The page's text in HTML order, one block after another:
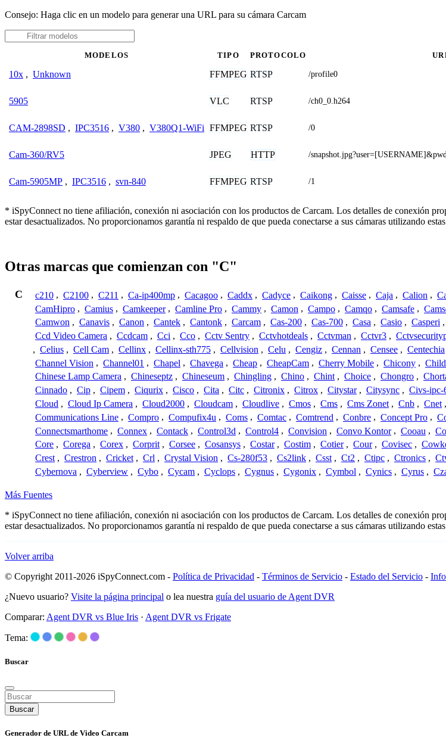
Consejo: Haga clic en un modelo para generar una URL para su cámara Carcam
MODELOS TIPO PROTOCOLO
10x , Unknown FFMPEG RTSP /profile0
5905 VLC RTSP /ch0_0.h264
CAM-2898SD , IPC3516 , V380 , V380Q1-WiFi FFMPEG RTSP /0
Cam-360/RV5 JPEG HTTP /
Cam-5905MP , IPC3516 , svn-840 FFMPEG RTSP /1
* iSpyConnect no tiene afiliación, conexión ni asociación con los productos de Carcam. Los detalles de conexión
estar desactualizados. No proporcionamos garantía ni respaldo de que pueda conectarse a sus cámaras utilizando
Otras marcas que comienzan con "C"
C c210 , C2100 , C211 , Ca-ip400mp , Cacagoo , Caddx , Cadyce , Caikong , Caisse , Caja , Calion ,
CamHipro , Camius , Camkeeper , Camline Pro , Cammy , Camon , Campo , Camqo , Camsafe ,
Camwon , Canavis , Canon , Cantek , Cantonk , Carcam , Cas-200 , Cas-700 , Casa , Casio , Casperi ,
Ccd Video Camera , Ccdcam , Cci , Cco , Cctv Sentry , Cctvhotdeals , Cctvman , Cctvr3 ,
, Celius , Cell Cam , Cellinx , Cellinx-sth775 , Cellvision , Celu , Cengiz , Cennan , Censee , Centechia
Channel Vision , Channel01 , Chapel , Chavega , Cheap , CheapCam , Cherry Mobile , Chicony ,
Chinese Lamp Camera , Chineseptz , Chineseum , Chingling , Chino , Chint , Choice , Chongro ,
Cinnado , Cip , Cipem , Ciqurix , Cisco , Cita , Citc , Citronix , Citrox , Citystar , Citysync , Civs-ipc-
Cloud , Cloud Ip Camera , Cloud2000 , Cloudcam , Cloudlive , Cmos , Cms , Cms Zonet , Cnb , Cnet ,
Communications Line , Compro , Compufix4u , Coms , Comtac , Comtrend , Conbre , Concept Pro ,
Connectsmarthome , Connex , Contack , Control3d , Control4 , Convision , Convo Kontor , Cooau ,
Core , Corega , Corex , Corprit , Corsee , Cosansys , Costar , Costim , Cotier , Cour , Covisec ,
Crest , Crestron , Cricket , Crl , Crystal Vision , Cs-280f53 , Cs2link , Csst , Ct2 , Ctipc , Ctronics ,
Cybernova , Cyberview , Cybo , Cycam , Cyclops , Cygnus , Cygonix , Cymbol , Cynics , Cyrus ,
Más Fuentes
* iSpyConnect no tiene afiliación, conexión ni asociación con los productos de Carcam. Los detalles de conexión
estar desactualizados. No proporcionamos garantía ni respaldo de que pueda conectarse a sus cámaras utilizando
Volver arriba
© Copyright 2011-2026 iSpyConnect.com - Política de Privacidad - Términos de Servicio - Estado del Servicio -
¿Nuevo usuario? Visite la página principal o lea nuestra guía del usuario de Agent DVR
Comparar: Agent DVR vs Blue Iris · Agent DVR vs Frigate
Tema:
Buscar
Buscar
Generador de URL de Video Carcam